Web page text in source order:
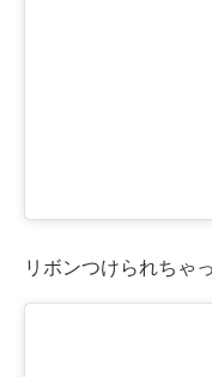
リボンつけられちゃ